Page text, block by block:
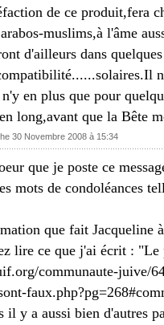
de ce produit,fera
muslims,à l'âme
d'ailleurs dans
en plus que pour
long,avant que la Bête
30 Novembre 2008 à 15:34
que je poste ce
mots de condoléances
que fait Jacqueline
lire ce que j'ai écrit : "Le
communaute-juive/
y a aussi bien d'autres